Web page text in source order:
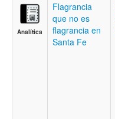
Analítica
Flagrancia
que no es
flagrancia en
Santa Fe